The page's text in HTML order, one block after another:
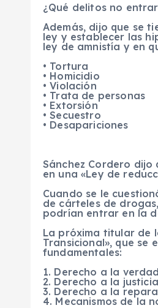
¿Qué delitos no
Además, dijo que se
ley y establecer las
ley de amnistía y en
• Tortura
• Homicidio
• Violación
• Trata de personas
• Extorsión
• Secuestro
• Desapariciones
Sánchez Cordero
en una «Ley de
Cuando se le
de cárteles de
podrían entrar en la
La próxima titular de
Transicional», que
fundamentales:
1. Derecho a la verdad
2. Derecho a la justicia
3. Derecho a la
4. Mecanismos de la